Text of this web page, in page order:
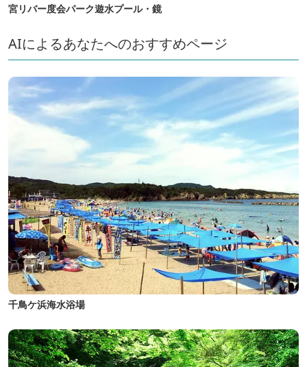
宮リバー度会パーク遊水プール・鏡
AIによるあなたへのおすすめページ
千鳥ケ浜海水浴場